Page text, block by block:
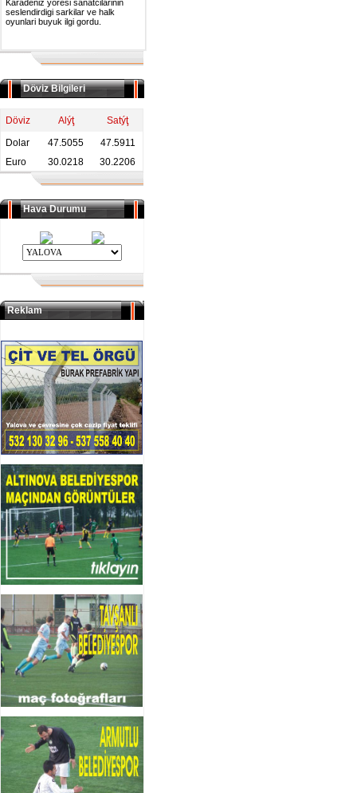
Karadeniz yoresi sanatcilarinin
seslendirdigi sarkilar ve halk
oyunlari buyuk ilgi gordu.
Döviz Bilgileri
Döviz Alýţ
Satýţ
Dolar
47.5055
47.5911
Euro
30.0218 30.2206
Hava Durumu
Reklam